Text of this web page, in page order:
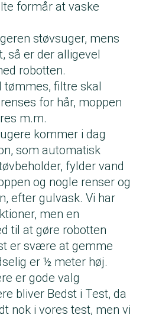
formår at vaske
støvsuger, mens
så er der alligevel
robotten.
filtre skal
for hår, moppen
m.m.
kommer i dag
som automatisk
fylder vand
og nogle renser og
efter gulvask. Vi har
men en
til at gøre robotten
er svære at gemme
er ½ meter høj.
er gode valg
bliver Bedst i Test, da
nok i vores test, men vi